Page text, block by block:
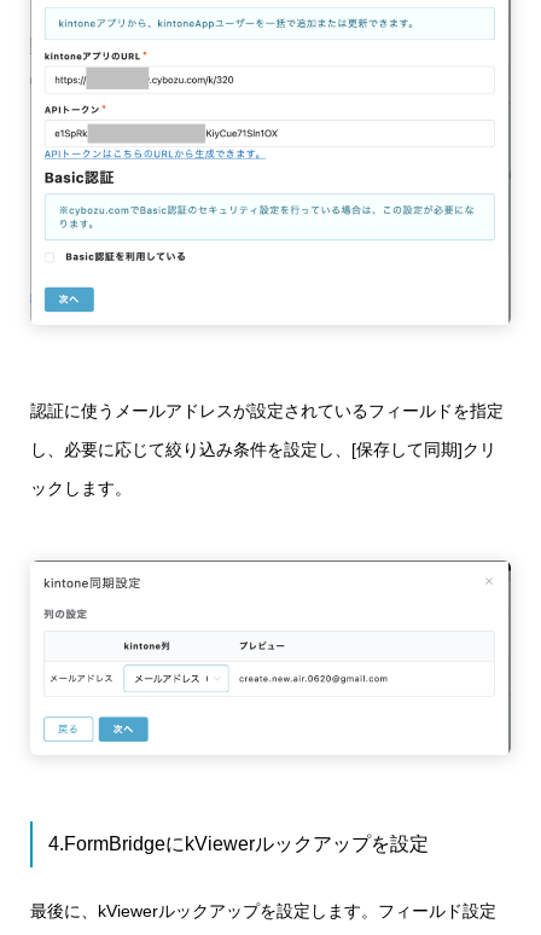
認証に使うメールアドレスが設定されているフィールドを指定
し、必要に応じて絞り込み条件を設定し、[保存して同期]クリ
ックします。
4.FormBridgeにkViewerルックアップを設定
最後に、kViewerルックアップを設定します。フィールド設定